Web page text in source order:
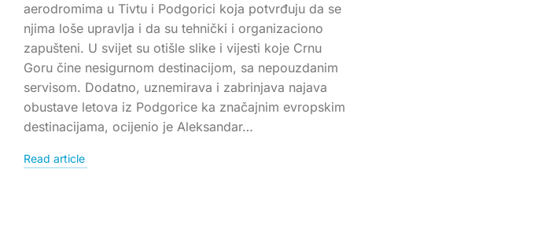
aerodromima u Tivtu i Podgorici koja potvrđuju da se
njima loše upravlja i da su tehnički i organizaciono
zapušteni. U svijet su otišle slike i vijesti koje Crnu
Goru čine nesigurnom destinacijom, sa nepouzdanim
servisom. Dodatno, uznemirava i zabrinjava najava
obustave letova iz Podgorice ka značajnim evropskim
destinacijama, ocijenio je Aleksandar…
Read article